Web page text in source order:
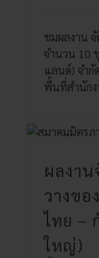
ชมผลงาน
จำนวน 10
แลนด์) จำกั
พื้นที่สำนัก
ผลงา
วางขอ
ไทย –
ใหญ่)